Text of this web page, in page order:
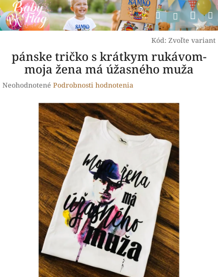
Prejsť
na
obsah
Hľadať
Kód: Zvoľte variant
pánske tričko s krátkym rukávom-
moja žena má úžasného muža
Priemerné
hviezdičiek.
Neohodnotené Podrobnosti hodnotenia